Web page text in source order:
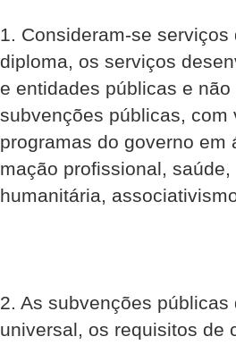
1. Consideram-se
diploma, os serviços
e entidades públicas e
subvenções públicas,
programas do governo em
mação profissional,
humanitária,
2. As subvenções
universal, os requisitos de